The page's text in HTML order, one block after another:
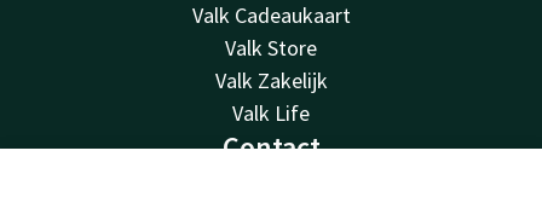
Valk Cadeaukaart
Valk Store
Valk Zakelijk
Valk Life
Contact